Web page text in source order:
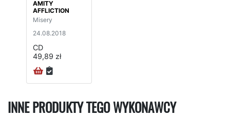
AMITY
AFFLICTION
Misery
24.08.2018
CD
49,89 zł
INNE PRODUKTY TEGO WYKONAWCY